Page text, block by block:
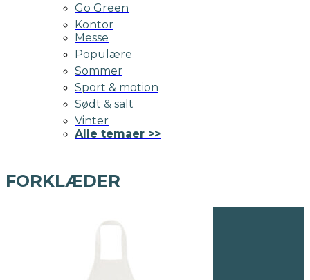
Go Green
Kontor
Messe
Populære
Sommer
Sport & motion
Sødt & salt
Vinter
Alle temaer >>
FORKLÆDER